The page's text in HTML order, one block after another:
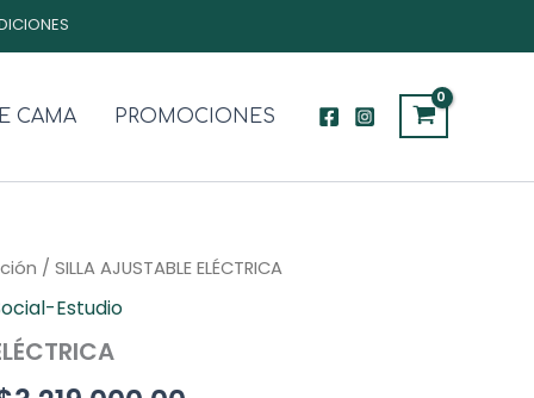
CAMA PROMOCIONES
/ SILLA AJUSTABLE ELÉCTRICA
Estudio
El